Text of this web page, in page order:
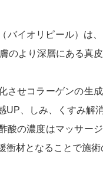
バイオリピール）は
のより深層にある真
させコラーゲンの生
UP、しみ、くすみ解
酸の濃度はマッサー
衝材となることで施術